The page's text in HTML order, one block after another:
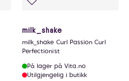
milk_shake
milk_shake Curl Passion Curl
Perfectionist
På lager på Vita.no
Utilgjengelig i butikk